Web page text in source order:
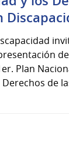
Plan
de